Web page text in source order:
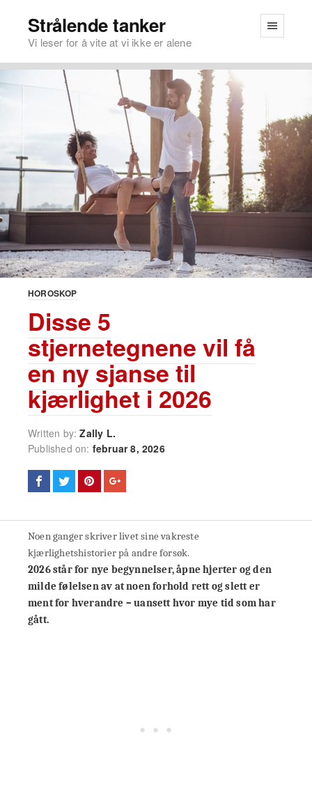
Strålende tanker
Vi leser for å vite at vi ikke er alene
HOROSKOP
Disse 5
stjernetegnene vil få
en ny sjanse til
kjærlighet i 2026
Written by:Zally L.
Published on: februar 8, 2026
Noen ganger skriver livet sine vakreste
kjærlighetshistorier på andre forsøk.
2026 står for nye begynnelser, åpne hjerter og den
milde følelsen av at noen forhold rett og slett er
ment for hverandre – uansett hvor mye tid som har
gått.